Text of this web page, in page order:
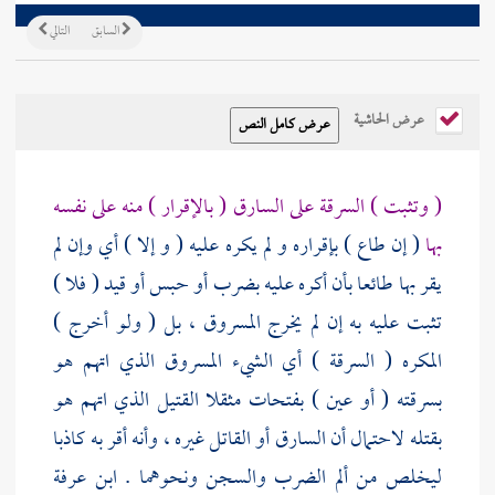
التالي السابق
عرض الحاشية
( وتثبت ) السرقة على السارق ( بالإقرار ) منه على نفسه
بها( إن طاع ) بإقراره و لم يكره عليه ( و إلا ) أي وإن لم
يقر بها طائعا بأن أكره عليه بضرب أو حبس أو قيد ( فلا )
تثبت عليه به إن لم يخرج المسروق ، بل ( ولو أخرج )
المكره ( السرقة ) أي الشيء المسروق الذي اتهم هو
بسرقته ( أو عين ) بفتحات مثقلا القتيل الذي اتهم هو
بقتله لاحتمال أن السارق أو القاتل غيره ، وأنه أقر به كاذبا
ليخلص من ألم الضرب والسجن ونحوهما . ابن عرفة